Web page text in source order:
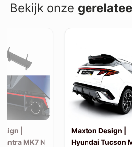
Bekijk onze
|
MK7 N
Maxton Design |
Hyundai Tucson